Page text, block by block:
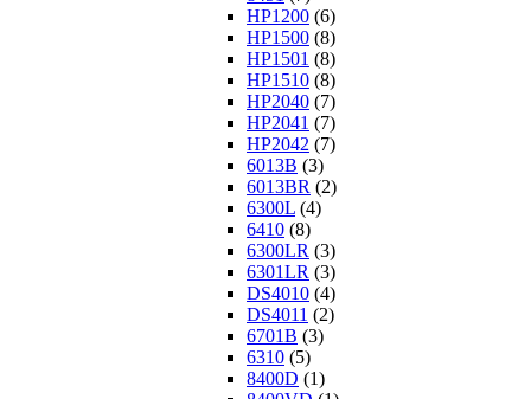
HP1200 (6)
HP1500 (8)
HP1501 (8)
HP1510 (8)
HP2040 (7)
HP2041 (7)
HP2042 (7)
6013B (3)
6013BR (2)
6300L (4)
6410 (8)
6300LR (3)
6301LR (3)
DS4010 (4)
DS4011 (2)
6701B (3)
6310 (5)
8400D (1)